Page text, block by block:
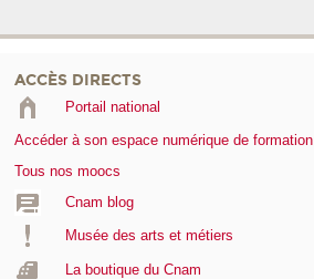
ACCÈS DIRECTS
Portail national
Accéder à son espace numérique de formation
Tous nos moocs
Cnam blog
Musée des arts et métiers
La boutique du Cnam